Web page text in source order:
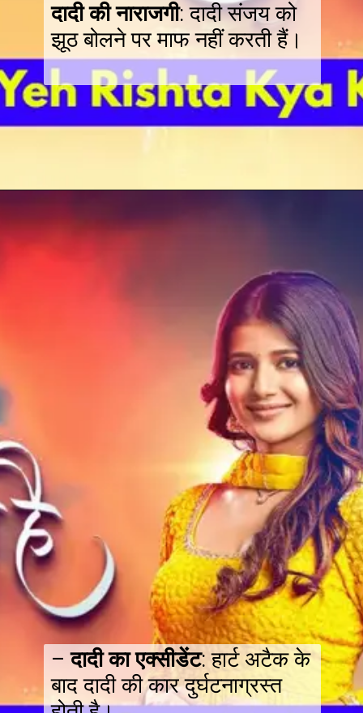
दादी की नाराजगी: दादी संजय को
झूठ बोलने पर माफ नहीं करती हैं।
–दादी का एक्सीडेंट: हार्ट अटैक के
बाद दादी की कार दुर्घटनाग्रस्त